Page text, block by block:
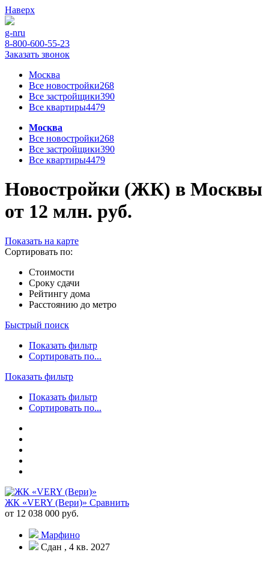
Наверх
g-nru
8-800-600-55-23
Заказать звонок
Москва
Все новостройки268
Все застройщики390
Все квартиры4479
Москва
Все новостройки268
Все застройщики390
Все квартиры4479
Новостройки (ЖК) в Москвы
от 12 млн. руб.
Показать на карте
Сортировать по:
Стоимости
Сроку сдачи
Рейтингу дома
Расстоянию до метро
Быстрый поиск
Показать фильтр
Сортировать по...
Показать фильтр
Показать фильтр
Сортировать по...
ЖК «VERY (Вери)» Сравнить
от 12 038 000 руб.
Марфино
Сдан , 4 кв. 2027